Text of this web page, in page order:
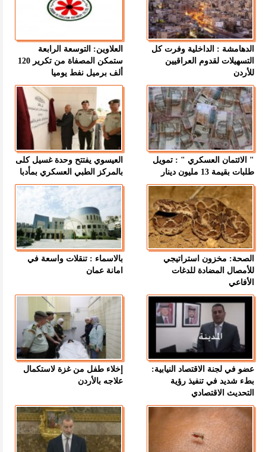
الدهامشة : الداخلية وفرت كل
التسهيلات لقدوم العراقيين
للأردن
العلاوين: التوسعة الرابعة
ستمكن المصفاة من تكرير 120
ألف برميل نفط يوميا
" الائتمان العسكري " : تمويل
طلبات بقيمة 13 مليون دينار
العيسوي يفتتح وحدة غسيل كلى
بالمركز الطبي العسكري بمأدبا
الصحة: مخزون استراتيجي
للأمصال المضادة للدغات
الأفاعي
بالاسماء : تنقلات واسعة في
امانة عمان
عضو في لجنة الاقتصاد النيابية:
بطء شديد في تنفيذ رؤية
التحديث الاقتصادي
إخلاء طفل من غزة لاستكمال
علاجه بالأردن